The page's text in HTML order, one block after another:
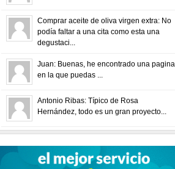
Comprar aceite de oliva virgen extra: No
podía faltar a una cita como esta una
degustaci...
Juan: Buenas, he encontrado una pagina
en la que puedas ...
Antonio Ribas: Típico de Rosa
Hernández, todo es un gran proyecto...